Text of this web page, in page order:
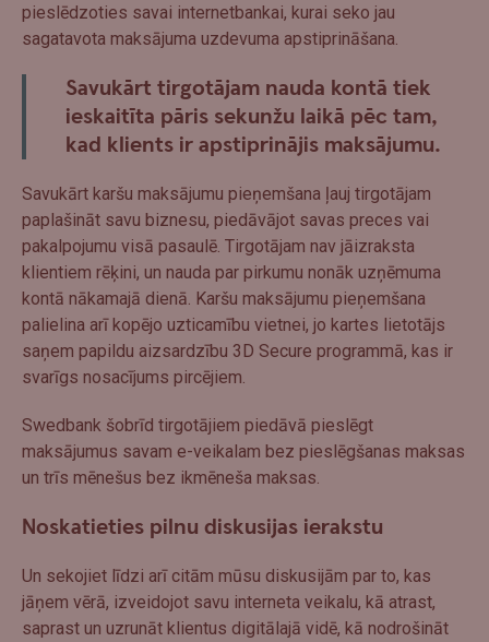
pieslēdzoties savai internetbankai, kurai seko jau
sagatavota maksājuma uzdevuma apstiprināšana.
Savukārt tirgotājam nauda kontā tiek
ieskaitīta pāris sekunžu laikā pēc tam,
kad klients ir apstiprinājis maksājumu.
Savukārt karšu maksājumu pieņemšana ļauj tirgotājam
paplašināt savu biznesu, piedāvājot savas preces vai
pakalpojumu visā pasaulē. Tirgotājam nav jāizraksta
klientiem rēķini, un nauda par pirkumu nonāk uzņēmuma
kontā nākamajā dienā. Karšu maksājumu pieņemšana
palielina arī kopējo uzticamību vietnei, jo kartes lietotājs
saņem papildu aizsardzību 3D Secure programmā, kas ir
svarīgs nosacījums pircējiem.
Swedbank šobrīd tirgotājiem piedāvā pieslēgt
maksājumus savam e-veikalam bez pieslēgšanas maksas
un trīs mēnešus bez ikmēneša maksas.
Noskatieties pilnu diskusijas ierakstu
Un sekojiet līdzi arī citām mūsu diskusijām par to, kas
jāņem vērā, izveidojot savu interneta veikalu, kā atrast,
saprast un uzrunāt klientus digitālajā vidē, kā nodrošināt